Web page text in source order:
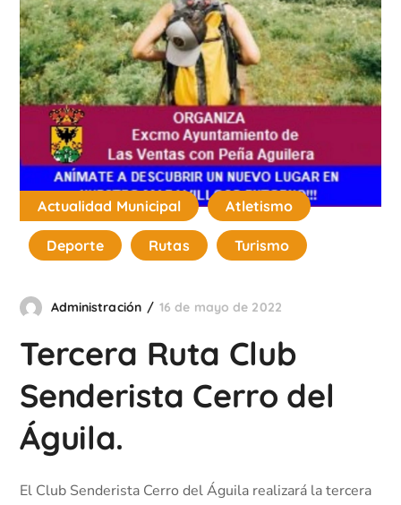
Actualidad Municipal Atletismo
Deporte Rutas Turismo
Administración 16 de mayo de 2022
Tercera Ruta Club
Senderista Cerro del
Águila.
El Club Senderista Cerro del Águila realizará la tercera